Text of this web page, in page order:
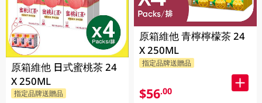
原箱維他 日式蜜桃茶 24
X 250ML
指定品牌送贈品
原箱維他 青檸檸檬茶 24
X 250ML
指定品牌送贈品
$56.00